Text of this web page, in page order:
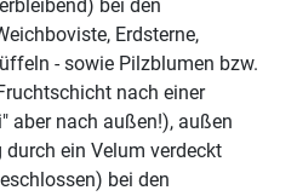
bei den
Erdsterne,
- sowie Pilzblumen bzw.
nach einer
aber nach außen!), außen
ein Velum verdeckt
bei den